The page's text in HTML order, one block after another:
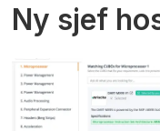
Ny sjef